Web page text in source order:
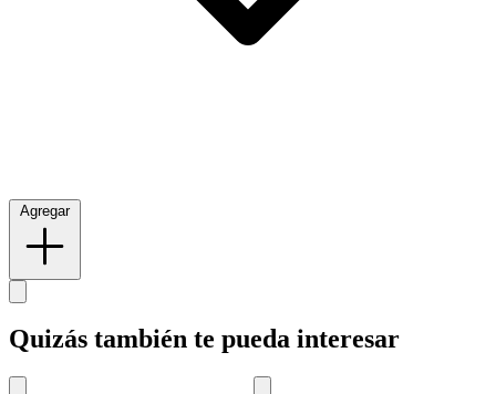
Agregar
Quizás también te pueda interesar